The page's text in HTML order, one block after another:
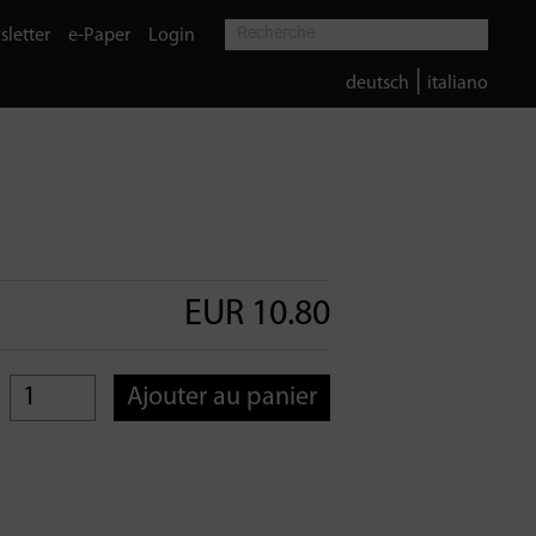
e-Paper Login
deutsch italiano
EUR 10.80
Ajouter au panier